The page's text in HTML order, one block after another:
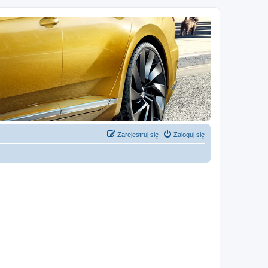
Zaloguj się
Zarejestruj się